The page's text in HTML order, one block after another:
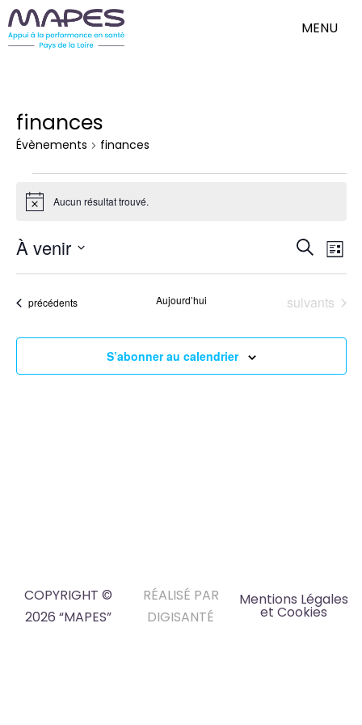
MENU
finances
Évènements finances
Notice Aucun résultat trouvé.
et
de
vues
de
Liste
À venir
une
Évènements
précédents Aujourd’hui Évènements
suivants
S’abonner au calendrier
COPYRIGHT ©
2026 “MAPES”
RÉALISÉ PAR
DIGISANTÉ
Mentions Légales
et Cookies